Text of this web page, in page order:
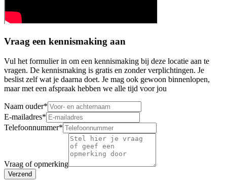
Vraag een kennismaking aan
Vul het formulier in om een kennismaking bij deze locatie aan te
vragen. De kennismaking is gratis en zonder verplichtingen. Je
beslist zelf wat je daarna doet. Je mag ook gewoon binnenlopen,
maar met een afspraak hebben we alle tijd voor jou
Naam ouder*
E-mailadres*
Telefoonnummer*
Vraag of opmerking
Verzend